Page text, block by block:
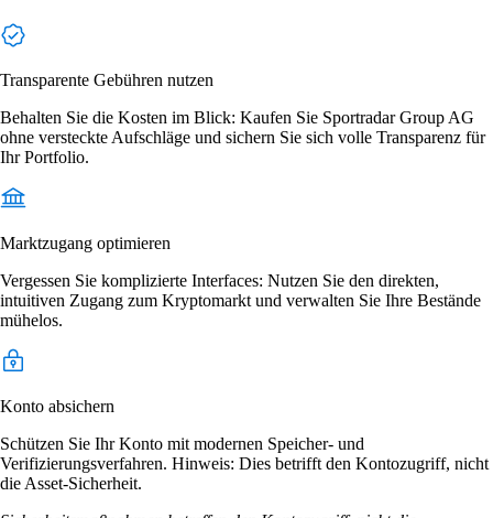
Transparente Gebühren nutzen
Behalten Sie die Kosten im Blick: Kaufen Sie Sportradar Group AG
ohne versteckte Aufschläge und sichern Sie sich volle Transparenz für
Ihr Portfolio.
Marktzugang optimieren
Vergessen Sie komplizierte Interfaces: Nutzen Sie den direkten,
intuitiven Zugang zum Kryptomarkt und verwalten Sie Ihre Bestände
mühelos.
Konto absichern
Schützen Sie Ihr Konto mit modernen Speicher- und
Verifizierungsverfahren. Hinweis: Dies betrifft den Kontozugriff, nicht
die Asset-Sicherheit.